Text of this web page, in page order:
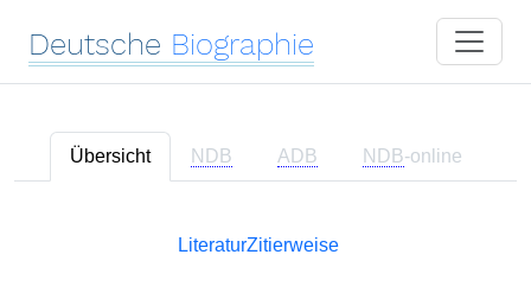
Deutsche Biographie
Übersicht NDB ADB NDB-online
LiteraturZitierweise